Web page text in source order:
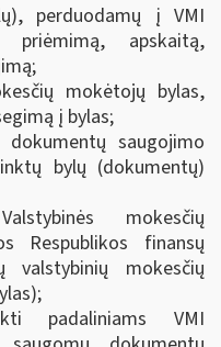
perduodamų į VMI
priėmimą, apskaitą,
mokėtojų bylas,
į bylas;
dokumentų saugojimo
bylų (dokumentų)
mokesčių
Respublikos finansų
valstybinių mokesčių
padaliniams VMI